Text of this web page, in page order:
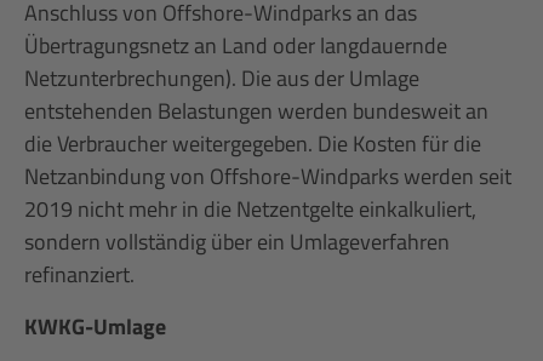
Anschluss von Offshore-Windparks an das
Übertragungsnetz an Land oder langdauernde
Netzunterbrechungen). Die aus der Umlage
entstehenden Belastungen werden bundesweit an
die Verbraucher weitergegeben. Die Kosten für die
Netzanbindung von Offshore-Windparks werden seit
2019 nicht mehr in die Netzentgelte einkalkuliert,
sondern vollständig über ein Umlageverfahren
refinanziert.
KWKG-Umlage